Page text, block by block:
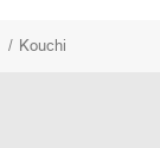
/ Kouchi